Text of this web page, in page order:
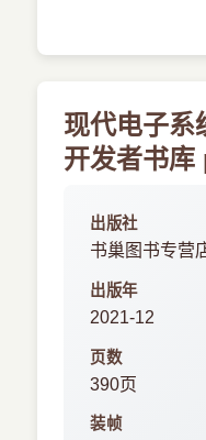
现代电子系
开发者书库
出版社
书巢图书专营
出版年
2021-12
页数
390页
装帧